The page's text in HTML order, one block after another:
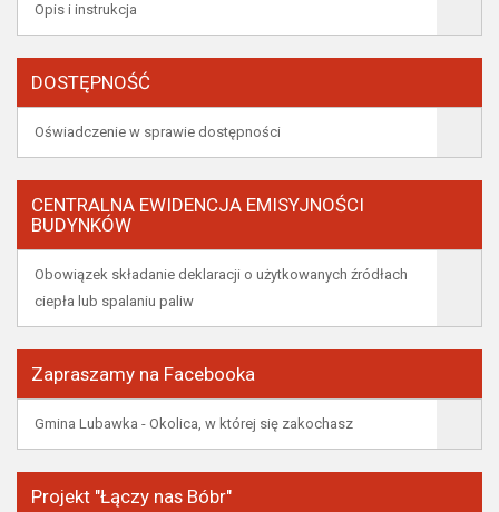
Opis i instrukcja
DOSTĘPNOŚĆ
Oświadczenie w sprawie dostępności
CENTRALNA EWIDENCJA EMISYJNOŚCI
BUDYNKÓW
Obowiązek składanie deklaracji o użytkowanych źródłach
ciepła lub spalaniu paliw
Zapraszamy na Facebooka
Gmina Lubawka - Okolica, w której się zakochasz
Projekt "Łączy nas Bóbr"